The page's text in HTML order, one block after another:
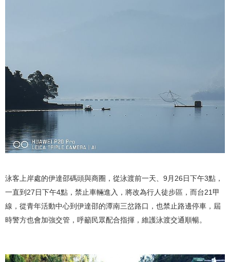
泳客上岸處的伊達邵碼頭與商圈，從泳渡前一天、9月26日下午3點，
一直到27日下午4點，禁止車輛進入，將改為行人徒步區，而台21甲
線，從青年活動中心到伊達邵的潭南三岔路口，也禁止路邊停車，屆
時警方也會加強交管，呼籲民眾配合指揮，維護泳渡交通順暢。